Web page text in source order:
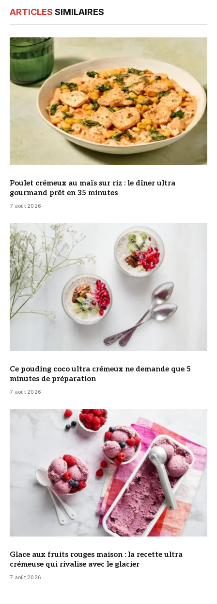
ARTICLES SIMILAIRES
© DR
Poulet crémeux au maïs sur riz : le dîner ultra
gourmand prêt en 35 minutes
7 août 2026
© DR
Ce pouding coco ultra crémeux ne demande que 5
minutes de préparation
7 août 2026
© DR
Glace aux fruits rouges maison : la recette ultra
crémeuse qui rivalise avec le glacier
7 août 2026